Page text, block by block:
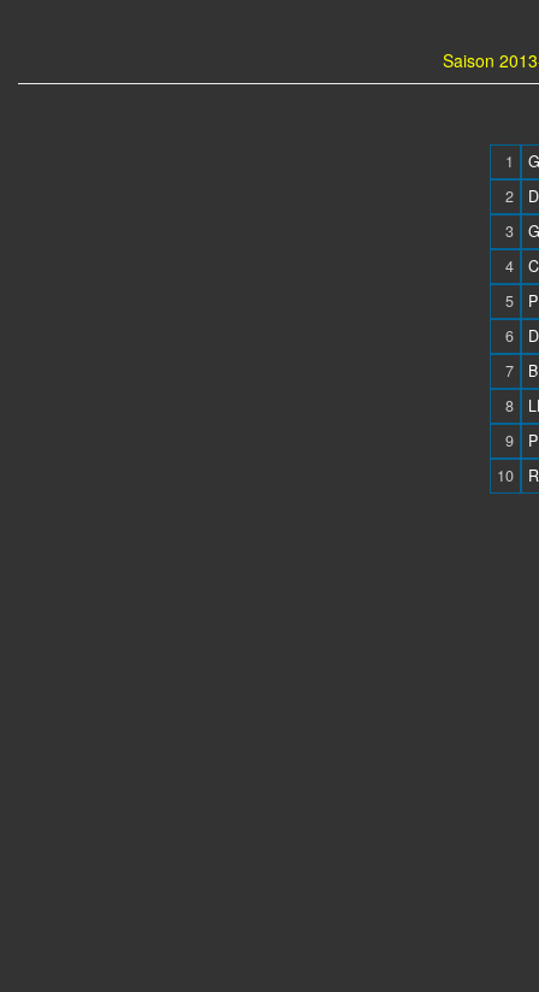
Saison
1
2
3
4
5
6
7
8
9
10